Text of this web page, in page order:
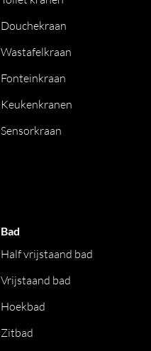
Douchekraan
Wastafelkraan
Fonteinkraan
Keukenkranen
Sensorkraan
Bad
Half vrijstaand bad
Vrijstaand bad
Hoekbad
Zitbad